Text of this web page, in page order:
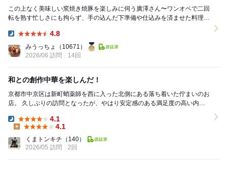
この上なく美味しい窯焼き焼豚を楽しみに伺う廣澤さん〜ワンオペで二回
転を熟す忙しさにも拘らず、手の込んだ下準備や仕込みを済ませた料理は
4.8
みうっちょ
（10671）
2026/06 訪問
14回
和との創作中華を楽しんだ！
京都市中京区は新町蛸薬師を西に入った北側にある落ち着いた佇まいのお
店。 久しぶりの訪問となったが、やはり安定感のある満足度の高い内容
Dinner:
4.1
4.1
くまトンキチ （140）
2026/05 訪問
2回